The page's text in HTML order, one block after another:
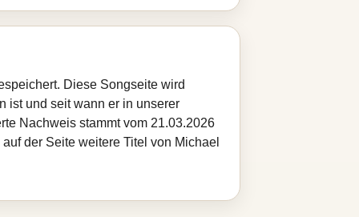
Diese Songseite wird
ist und seit wann er in unserer
Nachweis stammt vom 21.03.2026
der Seite weitere Titel von Michael